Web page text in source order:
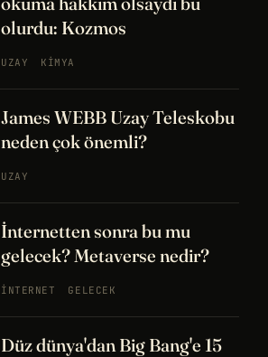
olurdu: Kozmos
UZAY KIMYA
James WEBB Uzay Teleskobu
neden çok önemli?
UZAY
İnternetten sonra bu mu
gelecek? Metaverse nedir?
İNTERNET GELECEK
Düz dünya'dan Big Bang'e 15